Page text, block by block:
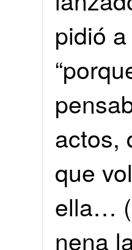
pidió
actos,
que
ella…
nena